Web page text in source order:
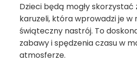
Dzieci będą mogły skorzystać
karuzeli, która wprowadzi je w
świąteczny nastrój. To
zabawy i spędzenia czasu w
atmosferze.